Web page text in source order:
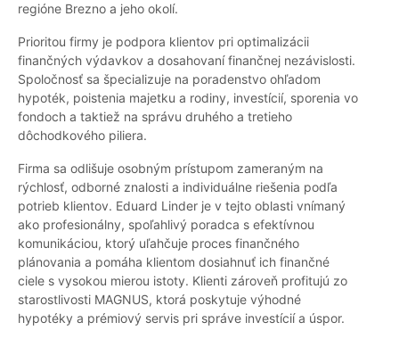
regióne Brezno a jeho okolí.
Prioritou firmy je podpora klientov pri optimalizácii
finančných výdavkov a dosahovaní finančnej nezávislosti.
Spoločnosť sa špecializuje na poradenstvo ohľadom
hypoték, poistenia majetku a rodiny, investícií, sporenia vo
fondoch a taktiež na správu druhého a tretieho
dôchodkového piliera.
Firma sa odlišuje osobným prístupom zameraným na
rýchlosť, odborné znalosti a individuálne riešenia podľa
potrieb klientov. Eduard Linder je v tejto oblasti vnímaný
ako profesionálny, spoľahlivý poradca s efektívnou
komunikáciou, ktorý uľahčuje proces finančného
plánovania a pomáha klientom dosiahnuť ich finančné
ciele s vysokou mierou istoty. Klienti zároveň profitujú zo
starostlivosti MAGNUS, ktorá poskytuje výhodné
hypotéky a prémiový servis pri správe investícií a úspor.